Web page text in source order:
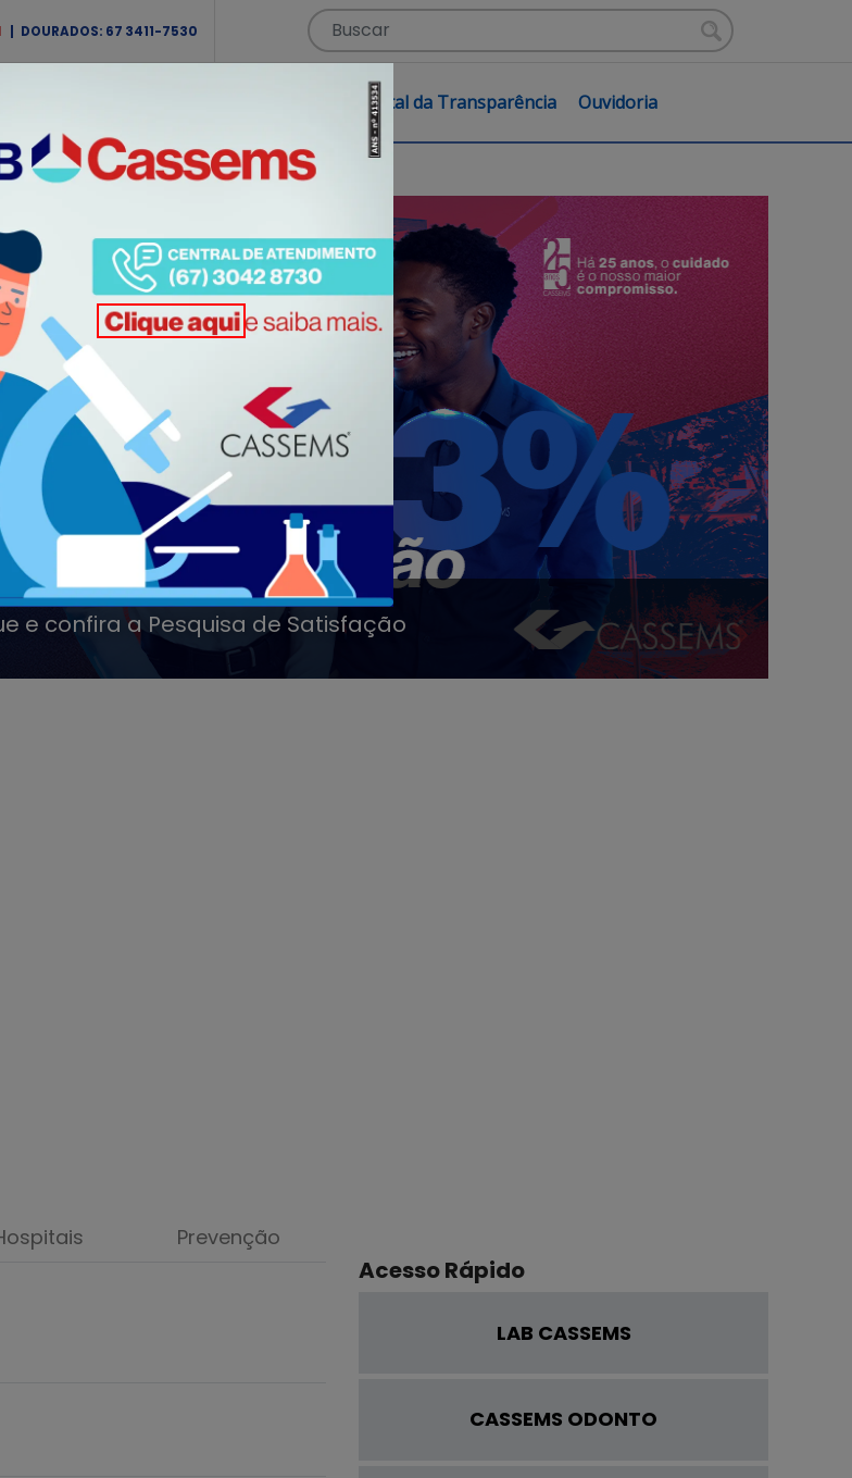
| DOURADOS: 67 3411-7530
Portal da Transparência Ouvidoria
confira suas guias antes de realizar exames e
Prevenção
Acesso Rápido
LAB CASSEMS
CASSEMS ODONTO